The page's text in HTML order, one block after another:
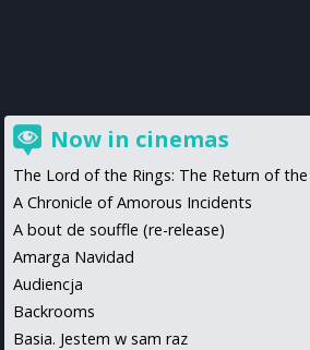
Now in cinemas
The Lord of the Rings: The Return of the
A Chronicle of Amorous Incidents
A bout de souffle (re-release)
Amarga Navidad
Audiencja
Backrooms
Basia. Jestem w sam raz